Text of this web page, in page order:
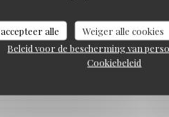
alle Weiger alle cookies
Beleid voor de bescherming van
Cookiebeleid
Service:5 /5 Atmosfeer:5/5